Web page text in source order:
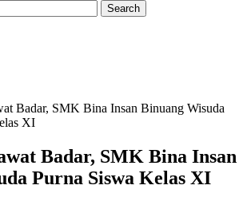
Badar, SMK Bina Insan Binuang Wisuda
XI
Badar, SMK Bina Insan
Purna Siswa Kelas XI